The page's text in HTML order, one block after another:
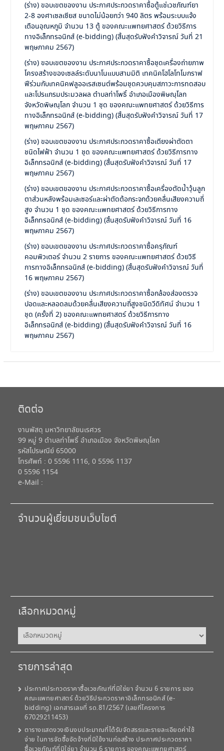
(ร่าง) ขอบเขตของงาน ประกาศประกวดราคาซื้อตู้แช่เวชภัณฑ์ยา
2-8 องศาเซลเซียส ขนาดไม่น้อยกว่า 940 ลิตร พร้อมระบบแจ้ง
เตือนอุณหภูมิ จำนวน 13 ตู้ ของคณะแพทยศาสตร์ ด้วยวิธีการ
ทางอิเล็กทรอนิกส์ (e-bidding) (สิ้นสุดรับฟังคำวิจารณ์ วันที่ 21
พฤษภาคม 2567)
(ร่าง) ขอบเขตของงาน ประกาศประกวดราคาซื้อชุดเครื่องถ่ายภาพ
โครงสร้างของเซลล์ระดับนาโนแบบสามมิติ เทคนิคโฮโลโทโมกราฟ
ฟีร่วมกับเทคนิคฟลูออเรสเซนต์พร้อมชุดควบคุมสภาวะการทดสอบ
และโปรแกรมประมวลผล ตำบลท่าโพธิ์ อำเภอเมืองพิษณุโลก
จังหวัดพิษณุโลก จำนวน 1 ชุด ของคณะแพทยศาสตร์ ด้วยวิธีการ
ทางอิเล็กทรอนิกส์ (e-bidding) (สิ้นสุดรับฟังคำวิจารณ์ วันที่ 17
พฤษภาคม 2567)
(ร่าง) ขอบเขตของงาน ประกาศประกวดราคาซื้อเตียงผ่าตัดตา
ชนิดไฟฟ้า จำนวน 1 ชุด ของคณะแพทยศาสตร์ ด้วยวิธีการทาง
อิเล็กทรอนิกส์ (e-bidding) (สิ้นสุดรับฟังคำวิจารณ์ วันที่ 17
พฤษภาคม 2567)
(ร่าง) ขอบเขตของงาน ประกาศประกวดราคาซื้อเครื่องตัดน้ำวุ้นลูก
ตาส่วนหลังพร้อมเลเซอร์และผ่าตัดต้อกระจกด้วยคลื่นเสียงความถี่
สูง จำนวน 1 ชุด ของคณะแพทยศาสตร์ ด้วยวิธีการทาง
อิเล็กทรอนิกส์ (e-bidding) (สิ้นสุดรับฟังคำวิจารณ์ วันที่ 16
พฤษภาคม 2567)
(ร่าง) ขอบเขตของงาน ประกาศประกวดราคาซื้อครุภัณฑ์
คอมพิวเตอร์ จำนวน 2 รายการ ของคณะแพทยศาสตร์ ด้วยวิธี
การทางอิเล็กทรอนิกส์ (e-bidding) (สิ้นสุดรับฟังคำวิจารณ์ วันที่
16 พฤษภาคม 2567)
(ร่าง) ขอบเขตของงาน ประกาศประกวดราคาซื้อกล้องส่องตรวจ
ปอดและหลอดลมด้วยคลื่นเสียงความถี่สูงชนิดวีดิทัศน์ จำนวน 1
ชุด (ครั้งที่ 2) ของคณะแพทยศาสตร์ ด้วยวิธีการทาง
อิเล็กทรอนิกส์ (e-bidding) (สิ้นสุดรับฟังคำวิจารณ์ วันที่ 16
พฤษภาคม 2567)
ติดต่อ
งานพัสดุ มหาวิทยาลัยนเรศวร
99 หมู่ 9 ตำบลท่าโพธิ์ อำเภอเมือง จังหวัดพิษณุโลก
รหัสไปรษณีย์ 65000
โทรศัพท์ : 0 5596 1116, 0 5596 1137
0 5596 1154
e-Mail :
จำนวนผู้เยี่ยมชมเว็บไซต์
เลือกหมวดหมู่
เลือก
หมวด
หมู่
รายการล่าสุด
ประกาศประกวดราคาซื้อเวชภัณฑ์ที่มิใช่ยา จำนวน 6 รายการ ของ
คณะแพทยศาสตร์ ด้วยวิธีประกวดราคาอิเล็กทรอนิกส์ (e-
bidding) เอกสารเลขที่ รด.81/2567 (เลขที่โครงการ
67029211453)
ตารางแสดงวงเงินงบประมาณที่ได้รับจัดสรรและรายละเอียดค่าใช้
จ่าย ในการจัดซื้อจัดจ้างที่มิใช้งานก่อสร้าง ประกาศประกวดราคา